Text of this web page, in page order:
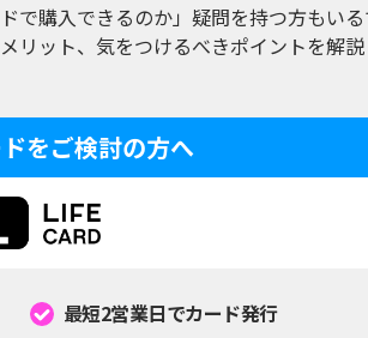
購入できるのか」疑問を持つ方もいる
ット、気をつけるべきポイントを解
をご検討の方へ
最短2営業日でカード発行